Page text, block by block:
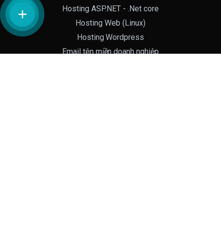
Hosting ASP.NET - .Net core
Hosting Web (Linux)
Hosting Wordpress
Email tên miền doanh nghiệp